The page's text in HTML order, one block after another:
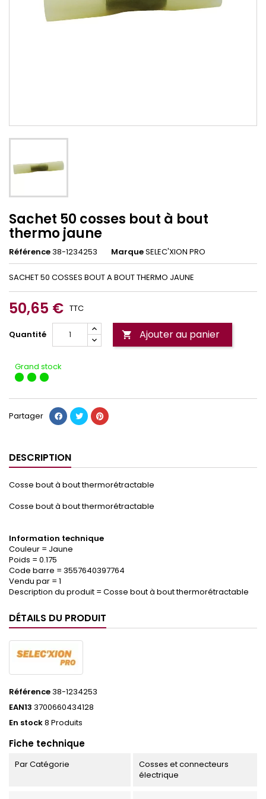
Sachet 50 cosses bout à bout
thermo jaune
Référence38-1234253 MarqueSELEC'XION PRO
SACHET 50 COSSES BOUT A BOUT THERMO JAUNE
50,65 € TTC
Quantité  Ajouter au panier
Grand stock
Partager
DESCRIPTION
Cosse bout à bout thermorétractable
Cosse bout à bout thermorétractable
Information technique
Couleur = Jaune
Poids = 0.175
Code barre = 3557640397764
Vendu par = 1
Description du produit = Cosse bout à bout thermorétractable
DÉTAILS DU PRODUIT
Référence38-1234253
EAN13 3700660434128
En stock8 Produits
Fiche technique
Par Catégorie
Cosses et connecteurs
électrique